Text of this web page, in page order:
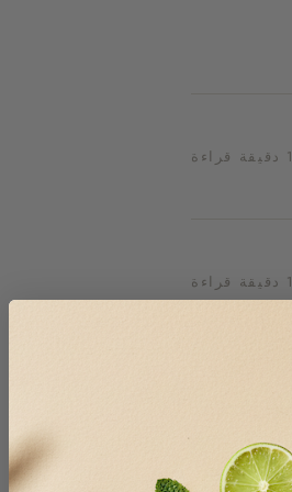
1 دقيقة قراءة
1 دقيقة قراءة